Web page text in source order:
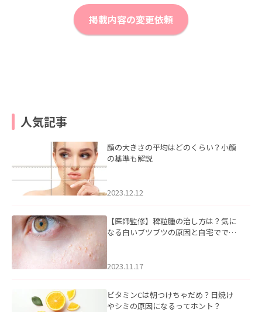
掲載内容の変更依頼
人気記事
顔の大きさの平均はどのくらい？小顔
の基準も解説
2023.12.12
【医師監修】稗粒腫の治し方は？気に
なる白いブツブツの原因と自宅ででき
2023.11.17
ビタミンCは朝つけちゃだめ？日焼け
やシミの原因になるってホント？